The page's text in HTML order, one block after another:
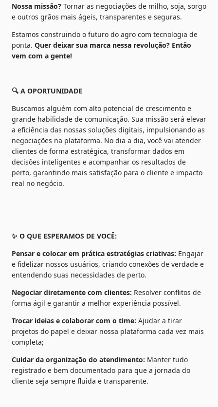
Nossa missão? Tornar as negociações de milho, soja, sorgo
e outros grãos mais ágeis, transparentes e seguras.
Estamos construindo o futuro do agro com tecnologia de
ponta. Quer deixar sua marca nessa revolução? Então
vem com a gente!
🔍 A OPORTUNIDADE
Buscamos alguém com alto potencial de crescimento e
grande habilidade de comunicação. Sua missão será elevar
a eficiência das nossas soluções digitais, impulsionando as
negociações na plataforma. No dia a dia, você vai atender
clientes de forma estratégica, transformar dados em
decisões inteligentes e acompanhar os resultados de
perto, garantindo mais satisfação para o cliente e impacto
real no negócio.
✨ O QUE ESPERAMOS DE VOCÊ:
Pensar e colocar em prática estratégias criativas: Engajar
e fidelizar nossos usuários, criando conexões de verdade e
entendendo suas necessidades de perto.
Negociar diretamente com clientes: Resolver conflitos de
forma ágil e garantir a melhor experiência possível.
Trocar ideias e colaborar com o time: Ajudar a tirar
projetos do papel e deixar nossa plataforma cada vez mais
completa;
Cuidar da organização do atendimento: Manter tudo
registrado e bem documentado para que a jornada do
cliente seja sempre fluida e transparente.